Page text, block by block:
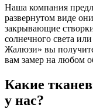
Наша компания
развернутом виде
закрывающие
солнечного света
Жалюзи» вы
вам замер на любом
Какие
у нас?